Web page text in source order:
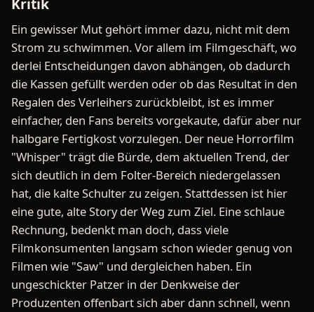
Kritik
Ein gewisser Mut gehört immer dazu, nicht mit dem
Strom zu schwimmen. Vor allem im Filmgeschäft, wo
derlei Entscheidungen davon abhängen, ob dadurch
die Kassen gefüllt werden oder ob das Resultat in den
Regalen des Verleihers zurückbleibt, ist es immer
einfacher, den Fans bereits vorgekaute, dafür aber nur
halbgare Fertigkost vorzulegen. Der neue Horrorfilm
"Whisper" trägt die Bürde, dem aktuellen Trend, der
sich deutlich in dem Folter-Bereich niedergelassen
hat, die kalte Schulter zu zeigen. Stattdessen ist hier
eine gute, alte Story der Weg zum Ziel. Eine schlaue
Rechnung, bedenkt man doch, dass viele
Filmkonsumenten langsam schon wieder genug von
Filmen wie "Saw" und dergleichen haben. Ein
ungeschickter Patzer in der Denkweise der
Produzenten offenbart sich aber dann schnell, wenn